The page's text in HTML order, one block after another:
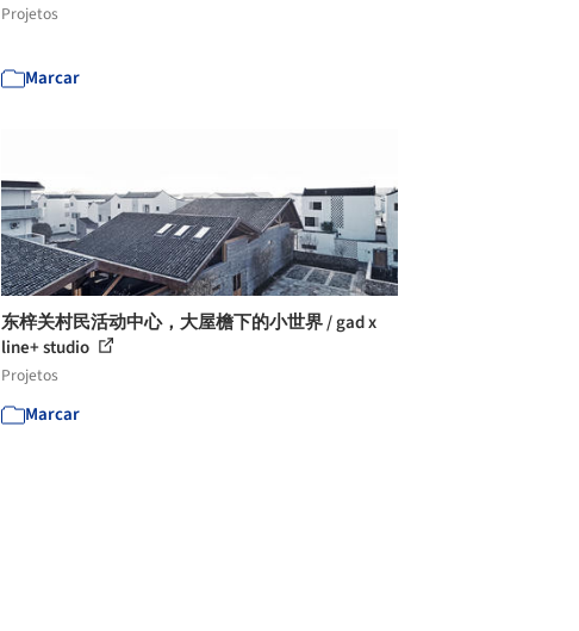
Projetos
Marcar
东梓关村民活动中心，大屋檐下的小世界 / gad x
line+ studio
Projetos
Marcar